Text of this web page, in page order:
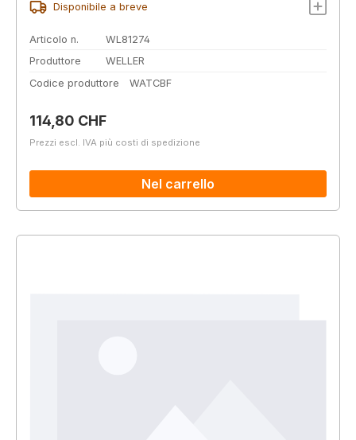
Disponibile a breve
Articolo n.
WL81274
Produttore
WELLER
Codice produttore
WATCBF
Prezzo normale:
114,80 CHF
Prezzi escl. IVA più costi di spedizione
Nel carrello